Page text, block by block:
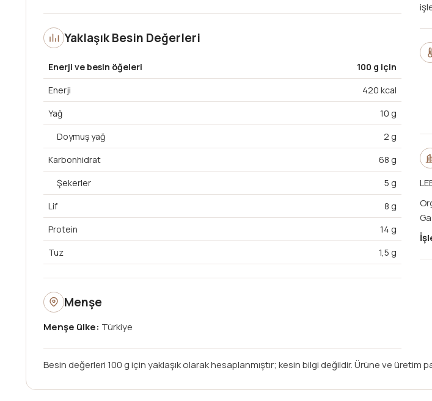
Yaklaşık Besin Değerleri
Enerji ve besin öğeleri
100 g için
Enerji
420 kcal
Yağ
10 g
Doymuş yağ
2 g
Karbonhidrat
68 g
Şekerler
5 g
Lif
8 g
Protein
14 g
Tuz
1,5 g
Menşe
Menşe ülke: Türkiye
Besin değerleri 100 g için yaklaşık olarak hesaplanmıştır; kesin bilgi değildir. Ürüne ve üretim